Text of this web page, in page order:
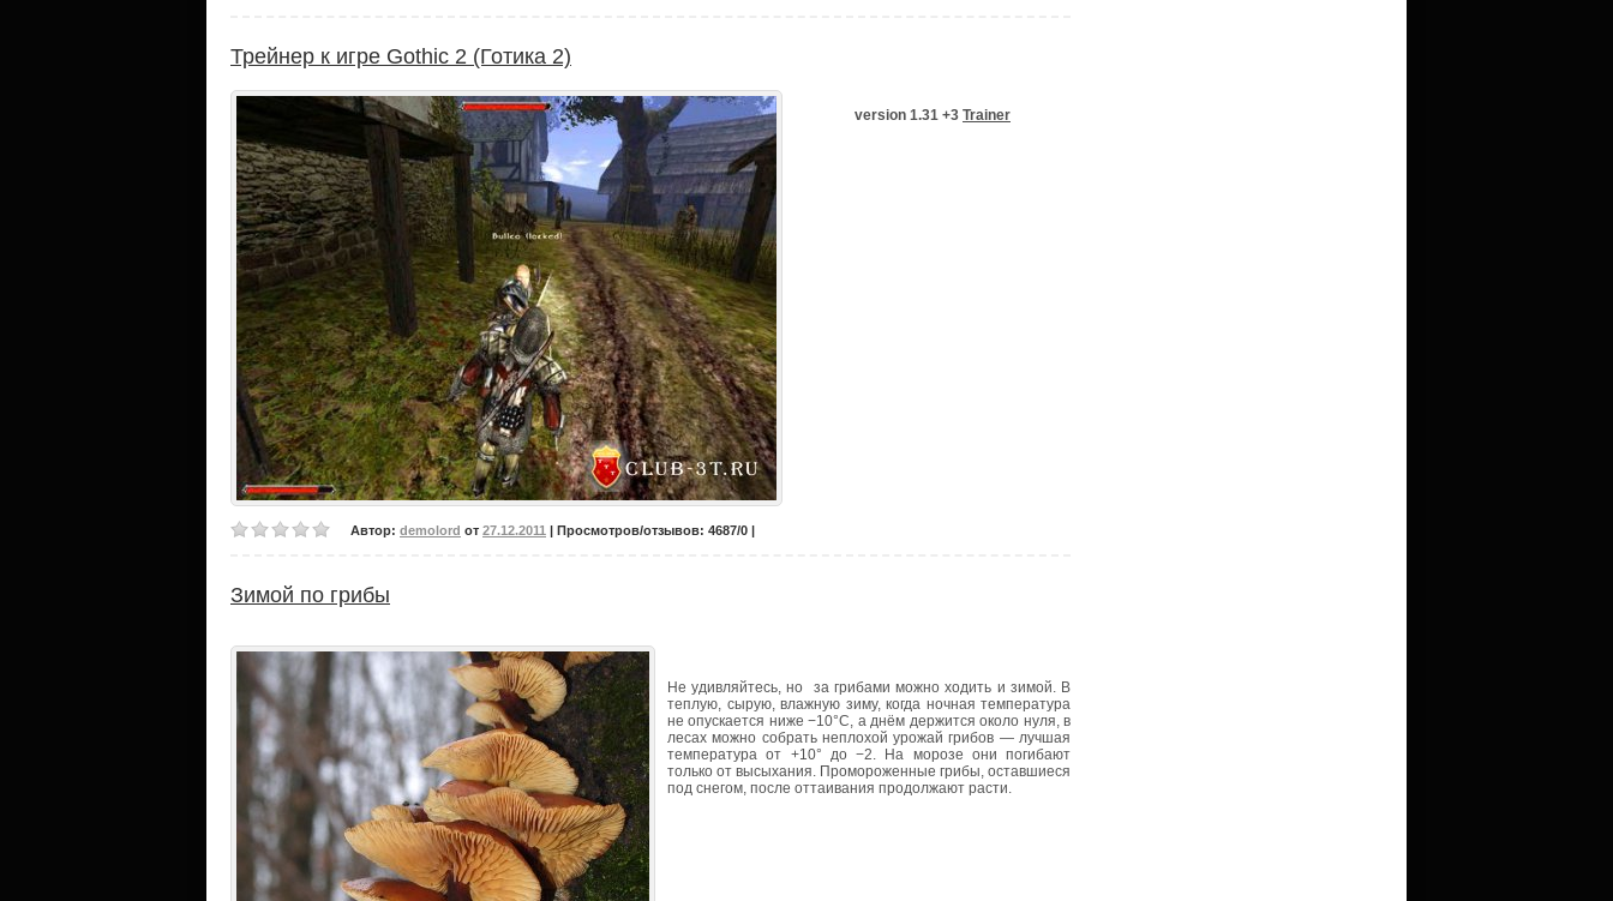
Трейнер к игре Gothic 2 (Готика 2)
version 1.31 +3 Trainer
Автор: demolord от 27.12.2011 | Просмотров/отзывов: 4687/0 |
Зимой по грибы
Не удивляйтесь, но за грибами можно ходить и зимой. В
теплую, сырую, влажную зиму, когда ночная температура
не опускается ниже −10°C, а днём держится около нуля, в
лесах можно собрать неплохой урожай грибов — лучшая
температура от +10° до −2. На морозе они погибают
только от высыхания. Промороженные грибы, оставшиеся
под снегом, после оттаивания продолжают расти.